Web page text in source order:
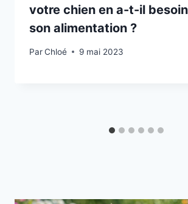
votre chien en a-t-il
son alimentation ?
ParChloé 9 mai 2023